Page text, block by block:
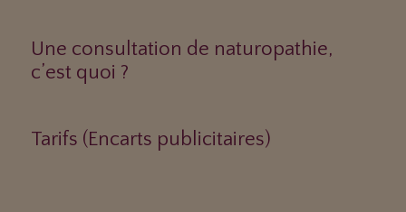
Une consultation de naturopathie,
c’est quoi ?
Tarifs (Encarts publicitaires)